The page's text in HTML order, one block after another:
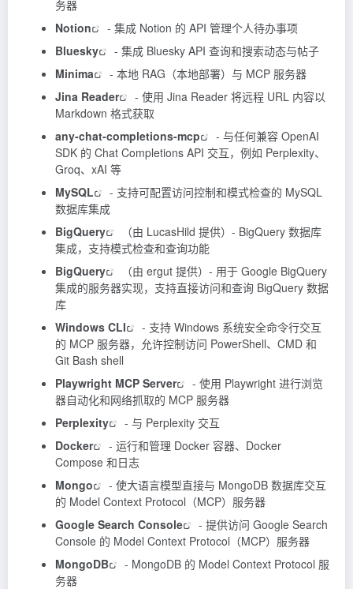
务器
Notion
- 集成 Notion 的 API 管理个人待办事项
Bluesky
- 集成 Bluesky API 查询和搜索动态与帖子
Minima
- 本地 RAG（本地部署）与 MCP 服务器
Jina Reader
- 使用 Jina Reader 将远程 URL 内容以
Markdown 格式获取
any-chat-completions-mcp
- 与任何兼容 OpenAI
SDK 的 Chat Completions API 交互，例如 Perplexity、
Groq、xAI 等
MySQL
- 支持可配置访问控制和模式检查的 MySQL
数据库集成
BigQuery
（由 LucasHild 提供）- BigQuery 数据库
集成，支持模式检查和查询功能
BigQuery
（由 ergut 提供）- 用于 Google BigQuery
集成的服务器实现，支持直接访问和查询 BigQuery 数据
库
Windows CLI
- 支持 Windows 系统安全命令行交互
的 MCP 服务器，允许控制访问 PowerShell、CMD 和
Git Bash shell
Playwright MCP Server
- 使用 Playwright 进行浏览
器自动化和网络抓取的 MCP 服务器
Perplexity
- 与 Perplexity 交互
Docker
- 运行和管理 Docker 容器、Docker
Compose 和日志
Mongo
- 使大语言模型直接与 MongoDB 数据库交互
的 Model Context Protocol（MCP）服务器
Google Search Console
- 提供访问 Google Search
Console 的 Model Context Protocol（MCP）服务器
MongoDB
- MongoDB 的 Model Context Protocol 服
务器